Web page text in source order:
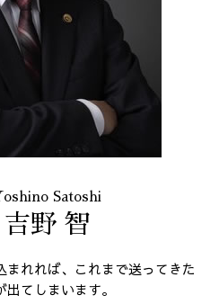
Satoshi
吉野 智
まれれば、これまで送ってきた
てしまいます。